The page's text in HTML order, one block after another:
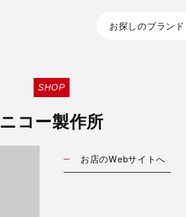
お探しのブラン
SHOP
ニコー製作所
お店のWebサイトへ